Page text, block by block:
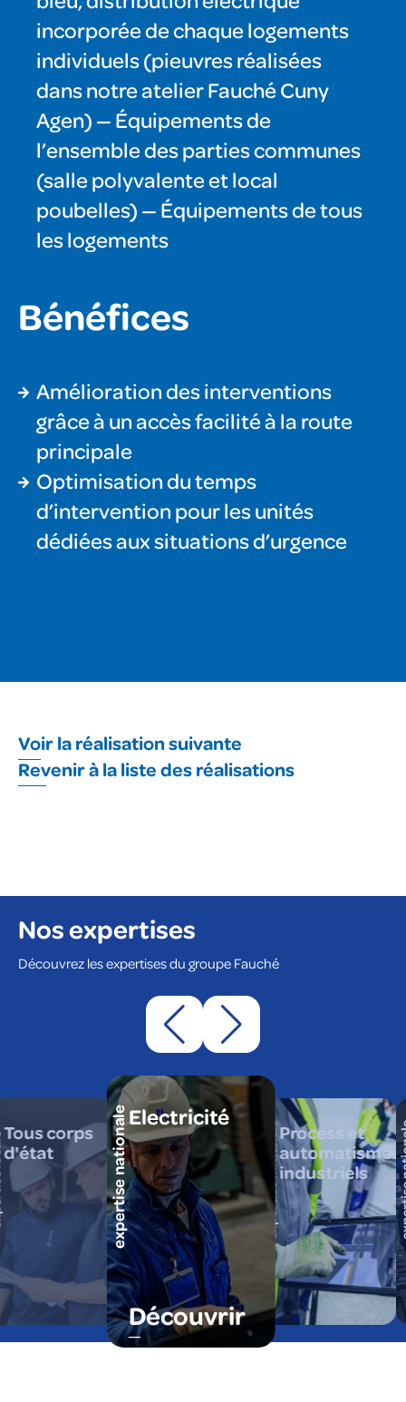
incorporée de chaque logements
individuels (pieuvres réalisées
dans notre atelier Fauché Cuny
Agen) — Équipements de
l’ensemble des parties communes
(salle polyvalente et local
poubelles) — Équipements de tous
les logements
Bénéfices
Amélioration des interventions
grâce à un accès facilité à la route
principale
Optimisation du temps
d’intervention pour les unités
dédiées aux situations d’urgence
Revenir à la liste des réalisations
Voir la réalisation suivante
Nos expertises
Découvrez les expertises du groupe Fauché
Tous corps
d'état
Electricité
Découvrir
expertise nationale
Process et
automatismes
industriels
expertise nationale